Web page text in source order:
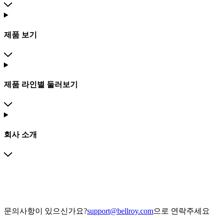
제품 보기
제품 라인별 둘러보기
회사 소개
문의사항이 있으신가요?support@bellroy.com으로 연락주세요